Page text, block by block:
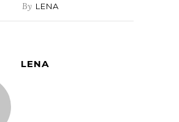
By LENA
LENA